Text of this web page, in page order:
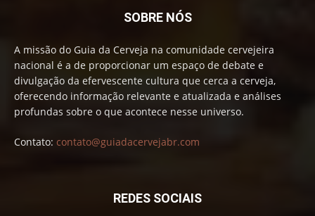
SOBRE NÓS
A missão do Guia da Cerveja na comunidade cervejeira
nacional é a de proporcionar um espaço de debate e
divulgação da efervescente cultura que cerca a cerveja,
oferecendo informação relevante e atualizada e análises
profundas sobre o que acontece nesse universo.
Contato: contato@guiadacervejabr.com
REDES SOCIAIS